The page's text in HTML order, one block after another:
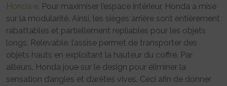
Honda e. Pour maximiser l’espace intérieur, Honda a misé
sur la modularité. Ainsi, les sièges arrière sont entièrement
rabattables et partiellement repliables pour les objets
longs. Relevable, l’assise permet de transporter des
objets hauts en exploitant la hauteur du coffre. Par
ailleurs, Honda joue sur le design pour éliminer la
sensation d’angles et d’arêtes vives. Ceci afin de donner